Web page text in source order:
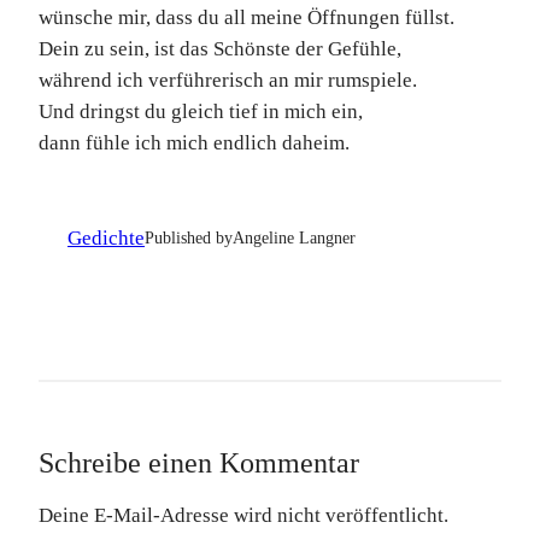
wünsche mir, dass du all meine Öffnungen füllst.
Dein zu sein, ist das Schönste der Gefühle,
während ich verführerisch an mir rumspiele.
Und dringst du gleich tief in mich ein,
dann fühle ich mich endlich daheim.
GedichtePublished byAngeline Langner
Schreibe einen Kommentar
Deine E-Mail-Adresse wird nicht veröffentlicht.